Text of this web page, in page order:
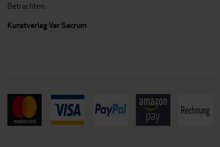
Betrachten.
Kunstverlag Ver Sacrum